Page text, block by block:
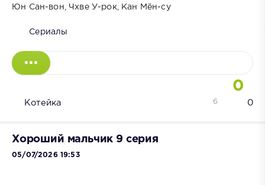
Юн Сан-вон, Чхве У-рок, Кан Мён-су
Сериалы
0
Котейка 0
6
Хороший мальчик 9 серия
05/07/2026 19:53